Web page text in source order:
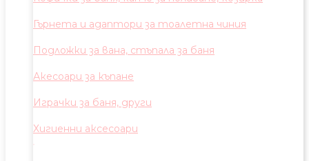
Гърнета и адаптори за тоалетна чиния
Подложки за вана, стъпала за баня
Акесоари за къпане
Играчки за баня, други
Хигиенни аксесоари